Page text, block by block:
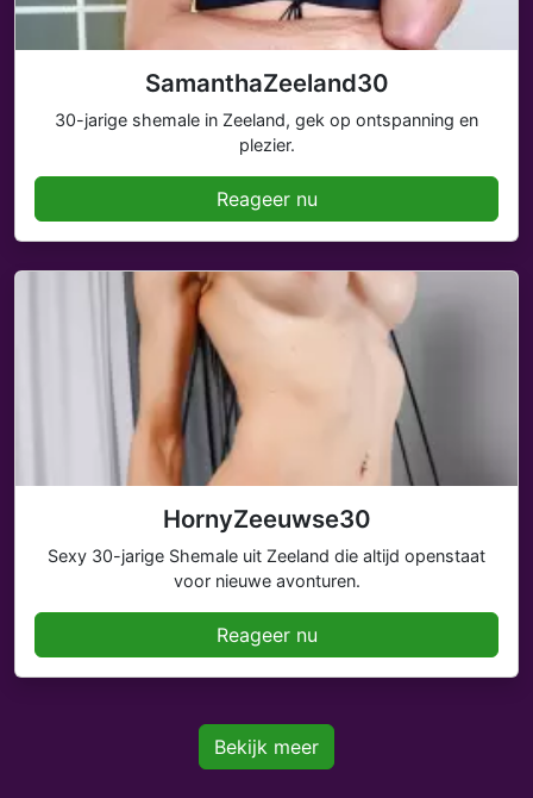
SamanthaZeeland30
30-jarige shemale in Zeeland, gek op ontspanning en
plezier.
Reageer nu
HornyZeeuwse30
Sexy 30-jarige Shemale uit Zeeland die altijd openstaat
voor nieuwe avonturen.
Reageer nu
Bekijk meer